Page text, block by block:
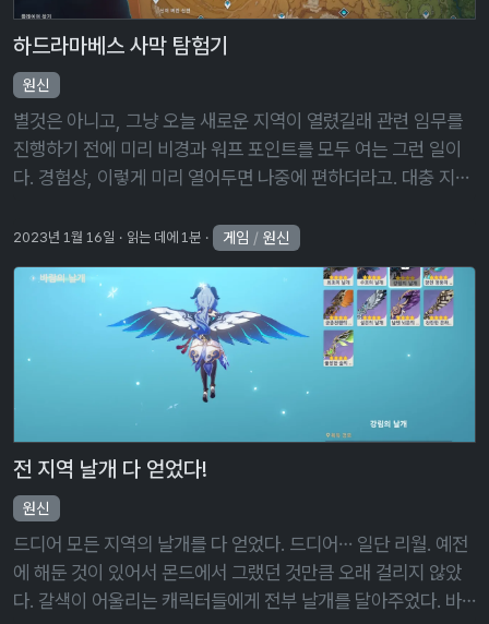
하드라마베스 사막 탐험기
원신
별것은 아니고, 그냥 오늘 새로운 지역이 열렸길래 관련 임무를
진행하기 전에 미리 비경과 워프 포인트를 모두 여는 그런 일이
다. 경험상, 이렇게 미리 열어두면 나중에 편하더라고. 대충 지도
인트나 비경이 …
2023년 1월 16일 읽는 데에 1분 게임 /원신
전 지역 날개 다 얻었다!
원신
드디어 모든 지역의 날개를 다 얻었다. 드디어… 일단 리월. 예전
에 해둔 것이 있어서 몬드에서 그랬던 것만큼 오래 걸리지 않았
다. 갈색이 어울리는 캐릭터들에게 전부 날개를 달아주었다. 바